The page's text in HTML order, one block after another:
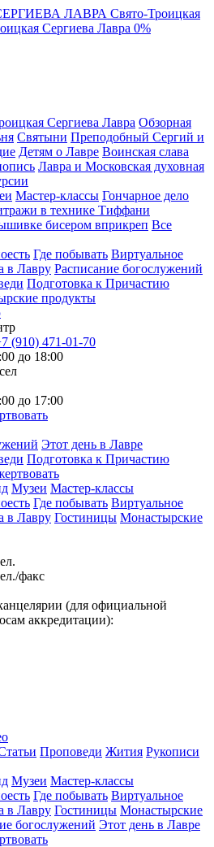
Свято-Троицкая
Сергиева Лавра 0%
Сергиева Лавра Обзорная
Святыни Преподобный Сергий и
Детям о Лавре Воинская слава
Лавра и Московская духовная
Мастер-классы Гончарное дело
в технике Тиффани
бисером вприкреп Все
Где побывать Виртуальное
в Лавру Расписание богослужений
Подготовка к Причастию
продукты
(910) 471-01-70
до 18:00
до 17:00
Этот день в Лавре
Подготовка к Причастию
Музеи Мастер-классы
Где побывать Виртуальное
в Лавру Гостиницы Монастырские
факс
(для официальной
аккредитации):
Проповеди Жития Рукописи
Музеи Мастер-классы
Где побывать Виртуальное
в Лавру Гостиницы Монастырские
богослужений Этот день в Лавре